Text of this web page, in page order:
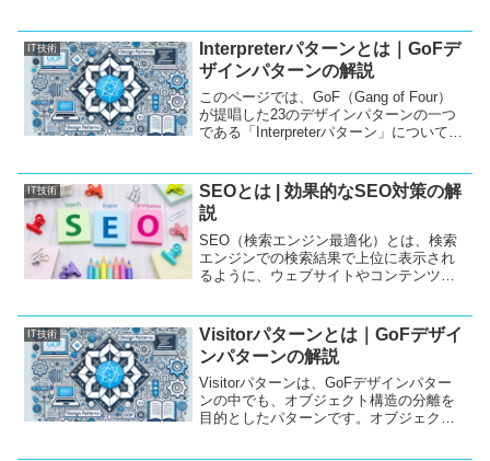
チェックポイントを詳しく解説します。
IT技術
Interpreterパターンとは｜GoFデ
ザインパターンの解説
このページでは、GoF（Gang of Four）
が提唱した23のデザインパターンの一つ
である「Interpreterパターン」について解
ンであり、式や文の評価を自動化する場
面でよく使用されます。具体的な使用方
法やJavaでの実装例も含め、詳細に説明
しますので、ぜひ参考にしてください。
IT技術
SEOとは | 効果的なSEO対策の解
説
SEO（検索エンジン最適化）とは、検索
エンジンでの検索結果で上位に表示され
るように、ウェブサイトやコンテンツを
対策について、具体的な例を挙げながら
解説します。検索エンジンに評価される
ためには、キーワード選定やコンテンツ
の質、外部リンク対策など、さまざまな
要素を考慮する必要があります。この記
事を通じて、あなたのウェブサイトの
IT技術
Visitorパターンとは｜GoFデザイ
ンパターンの解説
Visitorパターンは、GoFデザインパター
ンの中でも、オブジェクト構造の分離を
目的としたパターンです。オブジェクト